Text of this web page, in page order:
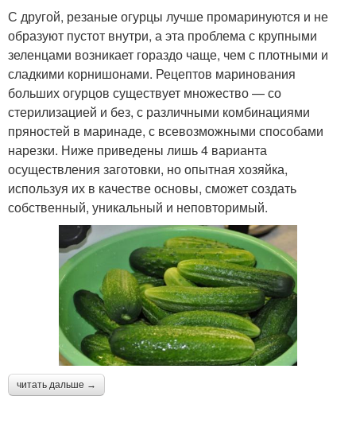
С другой, резаные огурцы лучше промаринуются и не
образуют пустот внутри, а эта проблема с крупными
зеленцами возникает гораздо чаще, чем с плотными и
сладкими корнишонами. Рецептов маринования
больших огурцов существует множество — со
стерилизацией и без, с различными комбинациями
пряностей в маринаде, с всевозможными способами
нарезки. Ниже приведены лишь 4 варианта
осуществления заготовки, но опытная хозяйка,
используя их в качестве основы, сможет создать
собственный, уникальный и неповторимый.
читать дальше →